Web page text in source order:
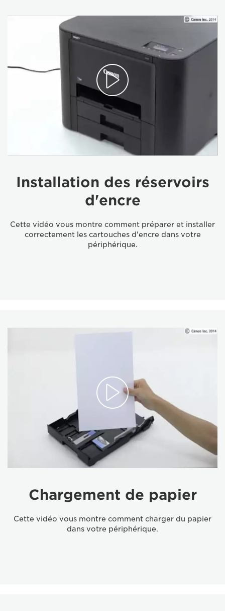
Installation des réservoirs
d'encre
Cette vidéo vous montre comment préparer et installer
correctement les cartouches d'encre dans votre
périphérique.
Chargement de papier
Cette vidéo vous montre comment charger du papier
dans votre périphérique.